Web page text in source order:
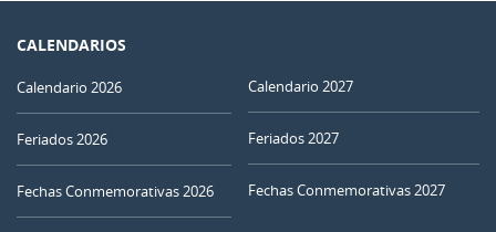
CALENDARIOS
Calendario 2026
Feriados 2026
Fechas Conmemorativas 2026
Calendario 2027
Feriados 2027
Fechas Conmemorativas 2027